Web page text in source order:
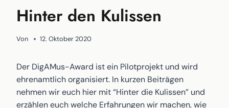
Hinter den Kulissen
Von 12. Oktober 2020
Der DigAMus-Award ist ein Pilotprojekt und wird
ehrenamtlich organisiert. In kurzen Beiträgen
nehmen wir euch hier mit “Hinter die Kulissen” und
erzählen euch welche Erfahrungen wir machen, wie